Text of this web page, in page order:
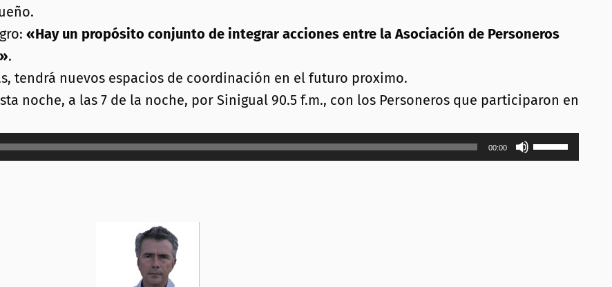
«Hay un propósito conjunto de integrar acciones entre la Asociación de Personeros
.
tendrá nuevos espacios de coordinación en el futuro proximo.
noche, a las 7 de la noche, por Sinigual 90.5 f.m., con los Personeros que participaron en
00:00
Utiliza
las